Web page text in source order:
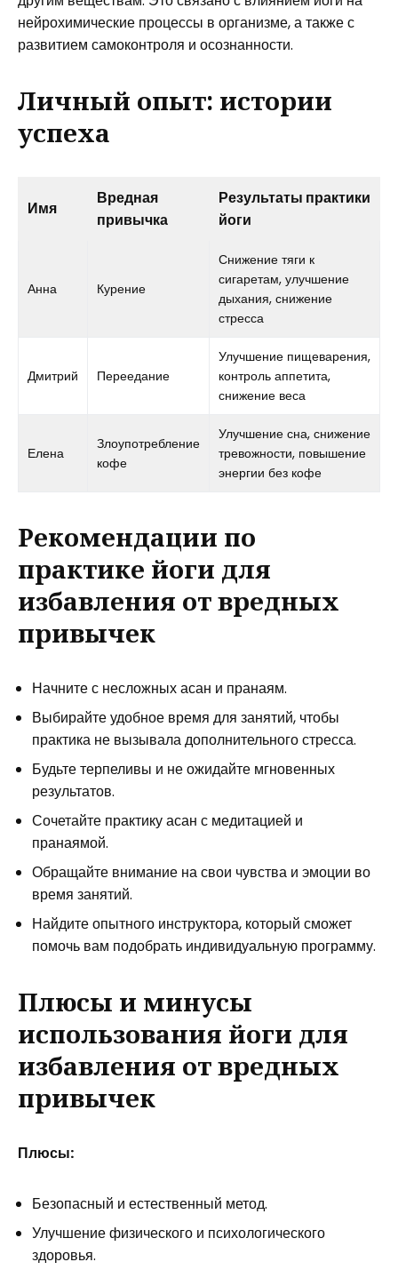
нейрохимические процессы в организме, а также с
развитием самоконтроля и осознанности.
Личный опыт: истории
успеха
Имя
Вредная
привычка
Результаты практики
йоги
Анна Курение
Снижение тяги к
сигаретам, улучшение
дыхания, снижение
стресса
Дмитрий Переедание
Улучшение пищеварения,
контроль аппетита,
снижение веса
Елена
Злоупотребление
кофе
Улучшение сна, снижение
тревожности, повышение
энергии без кофе
Рекомендации по
практике йоги для
избавления от вредных
привычек
Начните с несложных асан и пранаям.
Выбирайте удобное время для занятий, чтобы
практика не вызывала дополнительного стресса.
Будьте терпеливы и не ожидайте мгновенных
результатов.
Сочетайте практику асан с медитацией и
пранаямой.
Обращайте внимание на свои чувства и эмоции во
время занятий.
Найдите опытного инструктора, который сможет
помочь вам подобрать индивидуальную программу.
Плюсы и минусы
использования йоги для
избавления от вредных
привычек
Плюсы:
Безопасный и естественный метод.
Улучшение физического и психологического
здоровья.